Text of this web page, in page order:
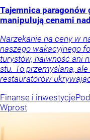
Tajemnica paragonów
manipulują cenami
Narzekanie na ceny w
naszego wakacyjnego
turystów, naiwność ani
stu. To przemyślana,
restauratorów
Finanse i inwestycje
Wprost